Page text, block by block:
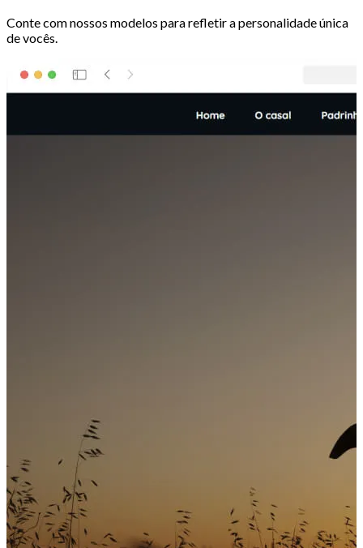
Conte com nossos modelos para refletir a personalidade única
de vocês.